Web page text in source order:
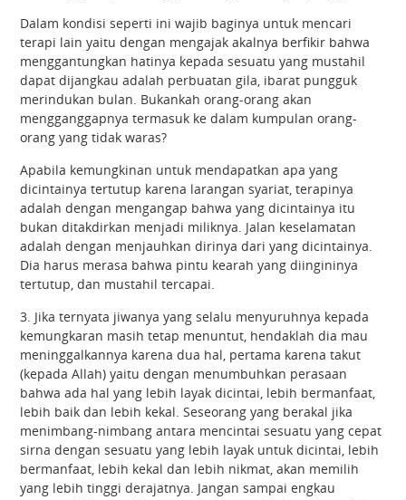
Dalam kondisi seperti ini wajib baginya untuk mencari
terapi lain yaitu dengan mengajak akalnya berfikir bahwa
menggantungkan hatinya kepada sesuatu yang mustahil
dapat dijangkau adalah perbuatan gila, ibarat pungguk
merindukan bulan. Bukankah orang-orang akan
mengganggapnya termasuk ke dalam kumpulan orang-
orang yang tidak waras?
Apabila kemungkinan untuk mendapatkan apa yang
dicintainya tertutup karena larangan syariat, terapinya
adalah dengan mengangap bahwa yang dicintainya itu
bukan ditakdirkan menjadi miliknya. Jalan keselamatan
adalah dengan menjauhkan dirinya dari yang dicintainya.
Dia harus merasa bahwa pintu kearah yang diingininya
tertutup, dan mustahil tercapai.
3. Jika ternyata jiwanya yang selalu menyuruhnya kepada
kemungkaran masih tetap menuntut, hendaklah dia mau
meninggalkannya karena dua hal, pertama karena takut
(kepada Allah) yaitu dengan menumbuhkan perasaan
bahwa ada hal yang lebih layak dicintai, lebih bermanfaat,
lebih baik dan lebih kekal. Seseorang yang berakal jika
menimbang-nimbang antara mencintai sesuatu yang cepat
sirna dengan sesuatu yang lebih layak untuk dicintai, lebih
bermanfaat, lebih kekal dan lebih nikmat, akan memilih
yang lebih tinggi derajatnya. Jangan sampai engkau